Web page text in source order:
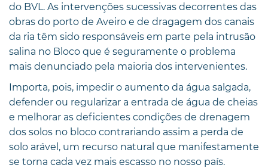
do BVL. As intervenções sucessivas decorrentes das
obras do porto de Aveiro e de dragagem dos canais
da ria têm sido responsáveis em parte pela intrusão
salina no Bloco que é seguramente o problema
mais denunciado pela maioria dos intervenientes.
Importa, pois, impedir o aumento da água salgada,
defender ou regularizar a entrada de água de cheias
e melhorar as deficientes condições de drenagem
dos solos no bloco contrariando assim a perda de
solo arável, um recurso natural que manifestamente
se torna cada vez mais escasso no nosso país.